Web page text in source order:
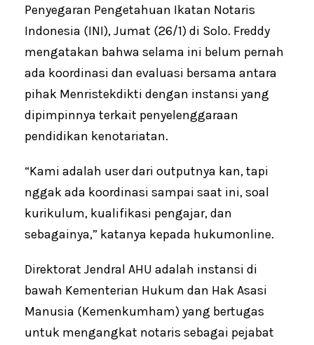
Penyegaran Pengetahuan Ikatan Notaris
Indonesia (INI), Jumat (26/1) di Solo. Freddy
mengatakan bahwa selama ini belum pernah
ada koordinasi dan evaluasi bersama antara
pihak Menristekdikti dengan instansi yang
dipimpinnya terkait penyelenggaraan
pendidikan kenotariatan.
“Kami adalah user dari outputnya kan, tapi
nggak ada koordinasi sampai saat ini, soal
kurikulum, kualifikasi pengajar, dan
sebagainya,” katanya kepada hukumonline.
Direktorat Jendral AHU adalah instansi di
bawah Kementerian Hukum dan Hak Asasi
Manusia (Kemenkumham) yang bertugas
untuk mengangkat notaris sebagai pejabat